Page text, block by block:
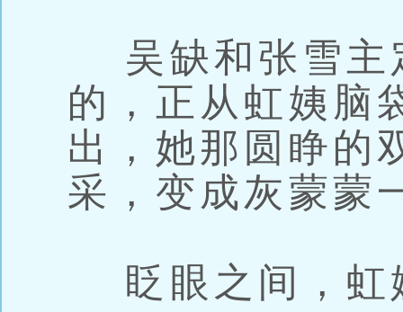
吴缺和张雪主
的，正从虹姨脑
出，她那圆睁的
采，变成灰蒙蒙
眨眼之间，虹